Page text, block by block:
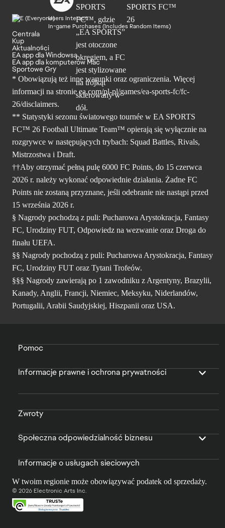
Users Interact
In-game Purchases (Includes Random Items)
Centrala
Kup
Aktualności
EA app dla Windowsa
EA app dla komputerów Mac
Sportowe Gry
* Obowiązują też inne warunki oraz ograniczenia. Więcej
informacji na stronie ea.com/pl-pl/games/ea-sports-fc/fc-
26/disclaimers.
** Statystyki sezonu światowego tournée w EA SPORTS
FC™ 26 Football Ultimate Team™ opierają się wyłącznie na
rozgrywce w następujących trybach: Squad Battles, Rivals,
Mistrzostwa i Draft.
††Aby otrzymać pełną pulę 6000 FC Points, do 15 czerwca
2026 r. należy wykonać odpowiednie działania. Żadne FC
Points nie zostaną przyznane, jeśli odebranie nie nastąpi przed
15 września 2026 r.
§ Nagrody pochodzą z puli: Pucharowa Arystokracja, Fantasy
FC, Urodziny FUT, Odpowiedz na wezwanie oraz Droga do
finału UEFA.
§§ Nagrody pochodzą z puli: Pucharowa Arystokracja, Fantasy
FC, Urodziny FUT oraz Tytani Trofeów.
§§§ Nagrody zawierają po 1 zawodniku z Argentyny, Brazylii,
Kanady, Anglii, Francji, Niemiec, Meksyku, Niderlandów,
Portugalii, Arabii Saudyjskiej, Hiszpanii oraz USA.
Pomoc
Informacje prawne i ochrona prywatności
Zwroty
Społeczna odpowiedzialność biznesu
Informacje o usługach sieciowych
W twoim regionie może obowiązywać podatek od sprzedaży.
© 2026 Electronic Arts Inc.